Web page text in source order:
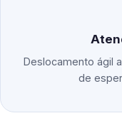
Deslocamento ágil
de